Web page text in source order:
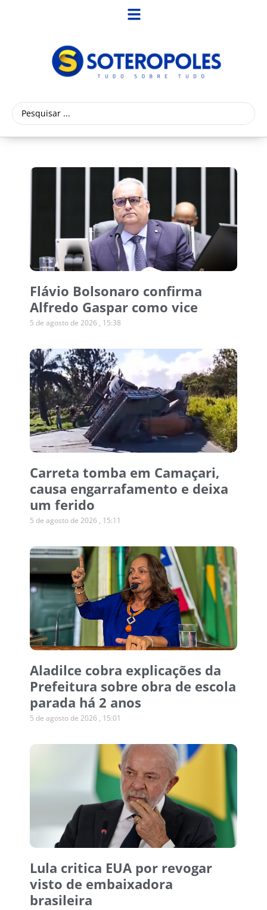
Flávio Bolsonaro confirma
Alfredo Gaspar como vice
5 de agosto de 2026 15:38
Carreta tomba em Camaçari,
causa engarrafamento e deixa
um ferido
5 de agosto de 2026 15:11
Aladilce cobra explicações da
Prefeitura sobre obra de escola
parada há 2 anos
5 de agosto de 2026 15:01
Lula critica EUA por revogar
visto de embaixadora
brasileira